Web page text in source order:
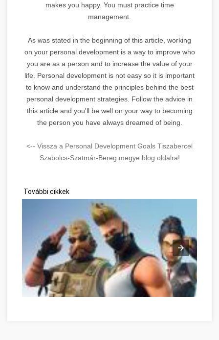
makes you happy. You must practice time
management.
As was stated in the beginning of this article, working
on your personal development is a way to improve who
you are as a person and to increase the value of your
life. Personal development is not easy so it is important
to know and understand the principles behind the best
personal development strategies. Follow the advice in
this article and you'll be well on your way to becoming
the person you have always dreamed of being.
<-- Vissza a Personal Development Goals Tiszabercel
Szabolcs-Szatmár-Bereg megye blog oldalra!
További cikkek